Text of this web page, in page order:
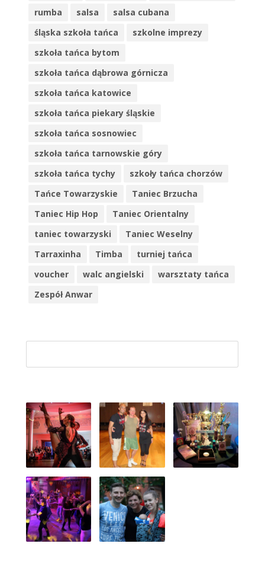
rumba
salsa
salsa cubana
śląska szkoła tańca
szkolne imprezy
szkoła tańca bytom
szkoła tańca dąbrowa górnicza
szkoła tańca katowice
szkoła tańca piekary śląskie
szkoła tańca sosnowiec
szkoła tańca tarnowskie góry
szkoła tańca tychy
szkoły tańca chorzów
Tańce Towarzyskie
Taniec Brzucha
Taniec Hip Hop
Taniec Orientalny
taniec towarzyski
Taniec Weselny
Tarraxinha
Timba
turniej tańca
voucher
walc angielski
warsztaty tańca
Zespół Anwar